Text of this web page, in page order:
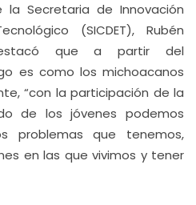
Secretaria de Innovación
(SICDET), Rubén
que a partir del
es como los michoacanos
“con la participación de la
de los jóvenes podemos
problemas que tenemos,
en las que vivimos y tener